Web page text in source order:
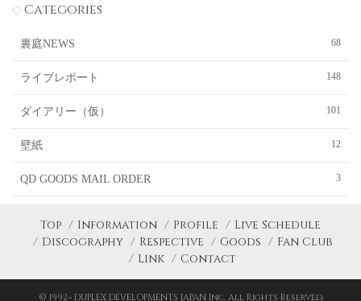
Categories
裏庭NEWS 68
ライブレポート 148
ダイアリー（仮） 101
壁紙 12
QD GOODS MAIL ORDER 3
Top Information Profile
Live Schedule
Discography
Respective Goods
Fan Club
Link
Contact
© 1992~ DUPLEX DEVELOPMENTS JAPAN Inc. All Rights Reserved.